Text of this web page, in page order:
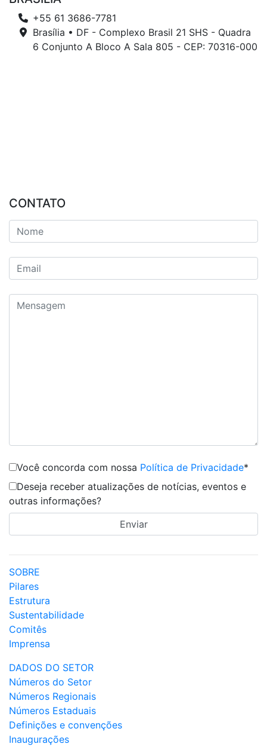
+55 61 3686-7781
Brasília • DF - Complexo Brasil 21 SHS - Quadra
6 Conjunto A Bloco A Sala 805 - CEP: 70316-000
CONTATO
Você concorda com nossa Política de Privacidade*
Deseja receber atualizações de notícias, eventos e
outras informações?
SOBRE
Pilares
Estrutura
Sustentabilidade
Comitês
Imprensa
DADOS DO SETOR
Números do Setor
Números Regionais
Números Estaduais
Definições e convenções
Inaugurações